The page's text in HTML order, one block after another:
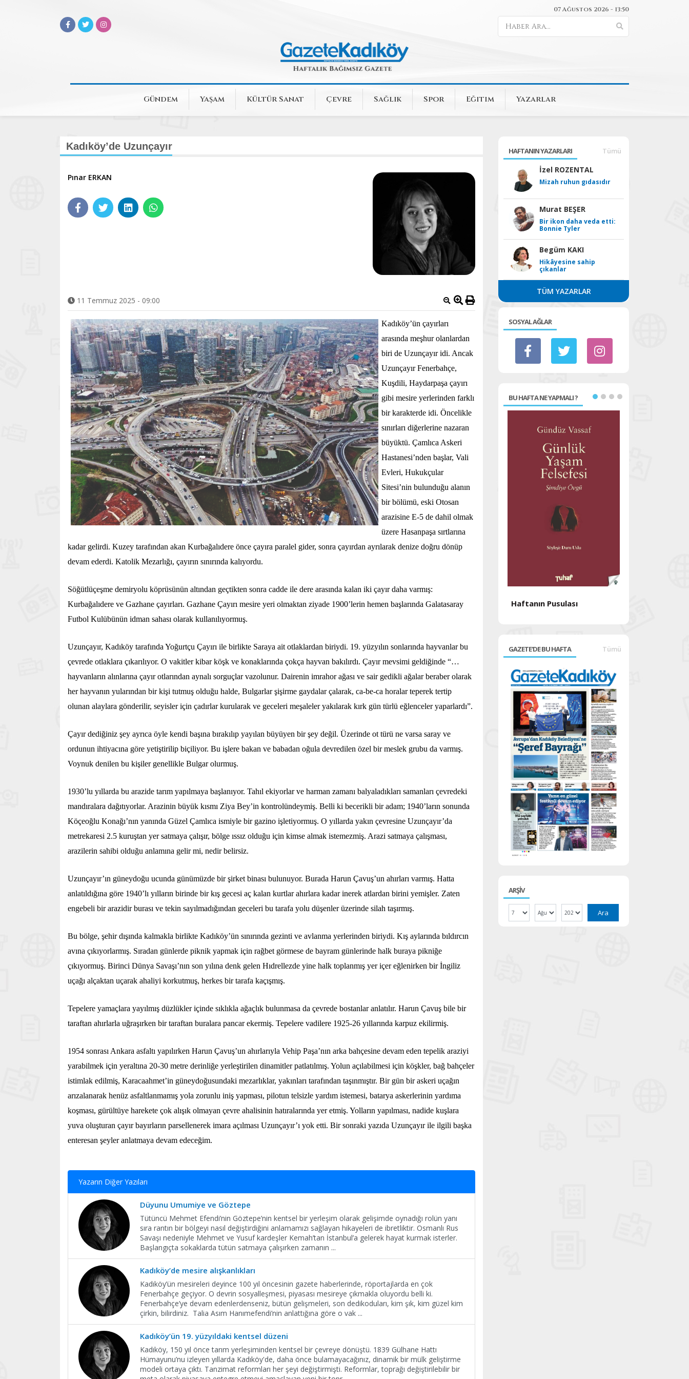
07 Ağustos 2026 - 13:50
Gündem Yaşam Kültür Sanat Çevre Sağlık Spor Eğitim Yazarlar
Kadıköy’de Uzunçayır
Pınar ERKAN
11 Temmuz 2025 - 09:00
Kadıköy’ün çayırları
arasında meşhur olanlardan
biri de Uzunçayır idi. Ancak
Uzunçayır Fenerbahçe,
Kuşdili, Haydarpaşa çayırı
gibi mesire yerlerinden farklı
bir karakterde idi. Öncelikle
sınırları diğerlerine nazaran
büyüktü. Çamlıca Askeri
Hastanesi’nden başlar, Vali
Evleri, Hukukçular
Sitesi’nin bulunduğu alanın
bir bölümü, eski Otosan
arazisine E-5 de dahil olmak
üzere Hasanpaşa sırtlarına
kadar gelirdi. Kuzey tarafından akan Kurbağalıdere önce çayıra paralel gider, sonra çayırdan ayrılarak denize doğru dönüp
devam ederdi. Katolik Mezarlığı, çayırın sınırında kalıyordu.
Söğütlüçeşme demiryolu köprüsünün altından geçtikten sonra cadde ile dere arasında kalan iki çayır daha varmış:
Kurbağalıdere ve Gazhane çayırları. Gazhane Çayırı mesire yeri olmaktan ziyade 1900’lerin hemen başlarında Galatasaray
Futbol Kulübünün idman sahası olarak kullanılıyormuş.
Uzunçayır, Kadıköy tarafında Yoğurtçu Çayırı ile birlikte Saraya ait otlaklardan biriydi. 19. yüzyılın sonlarında hayvanlar bu
çevrede otlaklara çıkarılıyor. O vakitler kibar köşk ve konaklarında çokça hayvan bakılırdı. Çayır mevsimi geldiğinde “…
hayvanların alınlarına çayır otlarından aynalı sorguçlar vazolunur. Dairenin imrahor ağası ve sair gedikli ağalar beraber olarak
her hayvanın yularından bir kişi tutmuş olduğu halde, Bulgarlar şişirme gaydalar çalarak, ca-be-ca horalar teperek tertip
olunan alaylara gönderilir, seyisler için çadırlar kurularak ve geceleri meşaleler yakılarak kırk gün türlü eğlenceler yaparlardı”.
Çayır dediğiniz şey ayrıca öyle kendi başına bırakılıp yayılan büyüyen bir şey değil. Üzerinde ot türü ne varsa saray ve
ordunun ihtiyacına göre yetiştirilip biçiliyor. Bu işlere bakan ve babadan oğula devredilen özel bir meslek grubu da varmış.
Voynuk denilen bu kişiler genellikle Bulgar olurmuş.
1930’lu yıllarda bu arazide tarım yapılmaya başlanıyor. Tahıl ekiyorlar ve harman zamanı balyaladıkları samanları çevredeki
mandıralara dağıtıyorlar. Arazinin büyük kısmı Ziya Bey’in kontrolündeymiş. Belli ki becerikli bir adam; 1940’ların sonunda
Köçeoğlu Konağı’nın yanında Güzel Çamlıca ismiyle bir gazino işletiyormuş. O yıllarda yakın çevresine Uzunçayır’da
metrekaresi 2.5 kuruştan yer satmaya çalışır, bölge ıssız olduğu için kimse almak istemezmiş. Arazi satmaya çalışması,
arazilerin sahibi olduğu anlamına gelir mi, nedir belirsiz.
Uzunçayır’ın güneydoğu ucunda günümüzde bir şirket binası bulunuyor. Burada Harun Çavuş’un ahırları varmış. Hatta
anlatıldığına göre 1940’lı yılların birinde bir kış gecesi aç kalan kurtlar ahırlara kadar inerek atlardan birini yemişler. Zaten
engebeli bir arazidir burası ve tekin sayılmadığından geceleri bu tarafa yolu düşenler üzerinde silah taşırmış.
Bu bölge, şehir dışında kalmakla birlikte Kadıköy’ün sınırında gezinti ve avlanma yerlerinden biriydi. Kış aylarında bıldırcın
avına çıkıyorlarmış. Sıradan günlerde piknik yapmak için rağbet görmese de bayram günlerinde halk buraya pikniğe
çıkıyormuş. Birinci Dünya Savaşı’nın son yılına denk gelen Hıdrellezde yine halk toplanmış yer içer eğlenirken bir İngiliz
uçağı alçaktan uçarak ahaliyi korkutmuş, herkes bir tarafa kaçışmış.
Tepelere yamaçlara yayılmış düzlükler içinde sıklıkla ağaçlık bulunmasa da çevrede bostanlar anlatılır. Harun Çavuş bile bir
taraftan ahırlarla uğraşırken bir taraftan buralara pancar ekermiş. Tepelere vadilere 1925-26 yıllarında karpuz ekilirmiş.
1954 sonrası Ankara asfaltı yapılırken Harun Çavuş’un ahırlarıyla Vehip Paşa’nın arka bahçesine devam eden tepelik araziyi
yarabilmek için yeraltına 20-30 metre derinliğe yerleştirilen dinamitler patlatılmış. Yolun açılabilmesi için köşkler, bağ bahçeler
istimlak edilmiş, Karacaahmet’in güneydoğusundaki mezarlıklar, yakınları tarafından taşınmıştır. Bir gün bir askeri uçağın
arızalanarak henüz asfaltlanmamış yola zorunlu iniş yapması, pilotun telsizle yardım istemesi, batarya askerlerinin yardıma
koşması, gürültüye harekete çok alışık olmayan çevre ahalisinin hatıralarında yer etmiş. Yolların yapılması, nadide kuşlara
yuva oluşturan çayır bayırların parsellenerek imara açılması Uzunçayır’ı yok etti. Bir sonraki yazıda Uzunçayır ile ilgili başka
enteresan şeyler anlatmaya devam edeceğim.
Yazarın Diğer Yazıları
Düyunu Umumiye ve Göztepe
Tütüncü Mehmet Efendi’nin Göztepe’nin kentsel bir yerleşim olarak gelişimde oynadığı rolün yanı
sıra rantın bir bölgeyi nasıl değiştirdiğini anlamamızı sağlayan hikayeleri de ibretliktir. Osmanlı Rus
Savaşı nedeniyle Mehmet ve Yusuf kardeşler Kemah’tan İstanbul’a gelerek hayat kurmak isterler.
Başlangıçta sokaklarda tütün satmaya çalışırken zamanın ...
Kadıköy’de mesire alışkanlıkları
Kadıköy’ün mesireleri deyince 100 yıl öncesinin gazete haberlerinde, röportajlarda en çok
Fenerbahçe geçiyor. O devrin sosyalleşmesi, piyasası mesireye çıkmakla oluyordu belli ki.
Fenerbahçe’ye devam edenlerdenseniz, bütün gelişmeleri, son dedikoduları, kim şık, kim güzel kim
çirkin, bilirdiniz. Talia Asım Hanımefendi’nin anlattığına göre o vak ...
Kadıköy’ün 19. yüzyıldaki kentsel düzeni
Kadıköy, 150 yıl önce tarım yerleşiminden kentsel bir çevreye dönüştü. 1839 Gülhane Hattı
Hümayunu’nu izleyen yıllarda Kadıköy'de, daha önce bulamayacağınız, dinamik bir mülk geliştirme
modeli ortaya çıktı. Tanzimat reformları her şeyi değiştirmişti. Reformlar, toprağı değiştirilebilir bir
HAFTANIN YAZARLARI Tümü
İzel ROZENTAL
Mizah ruhun gıdasıdır
Murat BEŞER
Bir ikon daha veda etti:
Bonnie Tyler
Begüm KAKI
Hikâyesine sahip
çıkanlar
TÜM YAZARLAR
SOSYAL AĞLAR
BU HAFTA NE YAPMALI ?
Haftanın Sinevizyonu Haftanın Pusulası
Haftanın Pusulası
GAZETE'DE BU HAFTA Tümü
ARŞİV
Ara